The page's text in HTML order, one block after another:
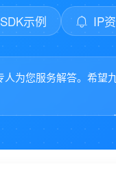
SDK示例 IP
为您服务解答。希望